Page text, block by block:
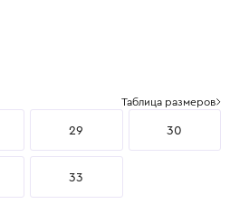
Таблица размеров
29 30
33